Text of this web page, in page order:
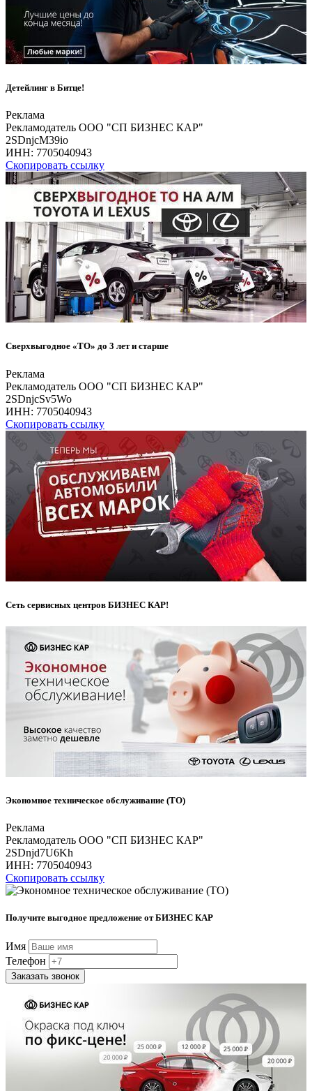
Детейлинг в Битце!
Реклама
Рекламодатель ООО "СП БИЗНЕС КАР"
2SDnjcM39io
ИНН: 7705040943
Скопировать ссылку
Сверхвыгодное «ТО» до 3 лет и старше
Реклама
Рекламодатель ООО "СП БИЗНЕС КАР"
2SDnjcSv5Wo
ИНН: 7705040943
Скопировать ссылку
Сеть сервисных центров БИЗНЕС КАР!
Экономное техническое обслуживание (ТО)
Реклама
Рекламодатель ООО "СП БИЗНЕС КАР"
2SDnjd7U6Kh
ИНН: 7705040943
Скопировать ссылку
Получите выгодное предложение от БИЗНЕС КАР
Имя
Телефон
Заказать звонок